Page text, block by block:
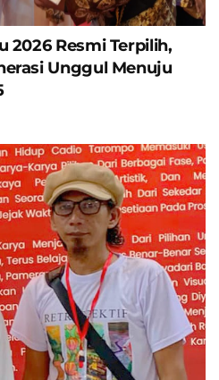
2026 Resmi Terpilih,
Unggul Menuju